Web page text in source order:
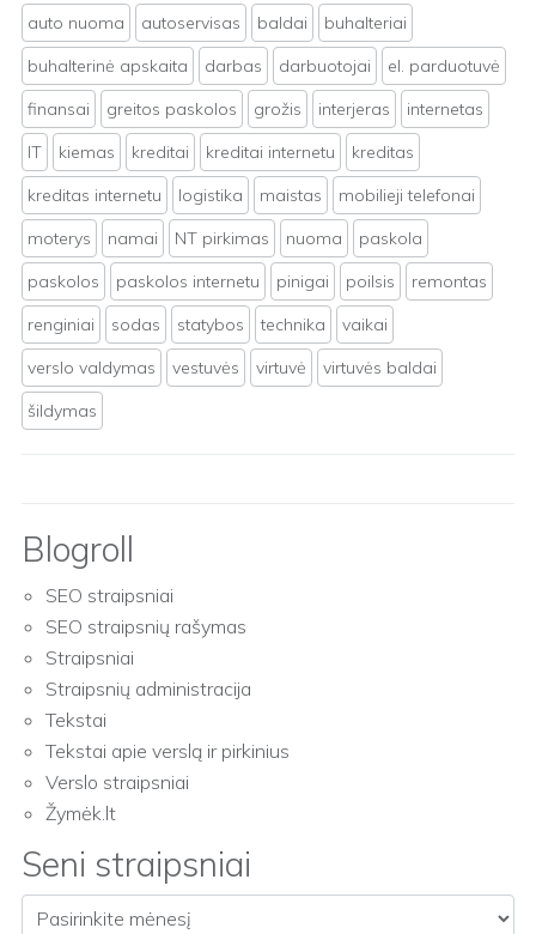
auto nuoma
autoservisas baldai
buhalteriai
buhalterinė apskaita
darbas darbuotojai
el. parduotuvė
finansai
greitos paskolos grožis interjeras
internetas
IT
kiemas kreditai kreditai internetu
kreditas
kreditas internetu
logistika maistas
mobilieji telefonai
moterys
namai NT pirkimas nuoma
paskola
paskolos
paskolos internetu pinigai poilsis
remontas
renginiai
sodas statybos technika
vaikai
verslo valdymas
vestuvės virtuvė
virtuvės baldai
šildymas
Blogroll
SEO straipsniai
SEO straipsnių rašymas
Straipsniai
Straipsnių administracija
Tekstai
Tekstai apie verslą ir pirkinius
Verslo straipsniai
Žymėk.lt
Seni straipsniai
Seni straipsniai